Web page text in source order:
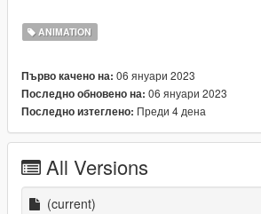
Look the fav_anim.txt.
ANIMATION
Първо качено на: 06 януари 2023
Последно обновено на: 06 януари 2023
Последно изтеглено: Преди 4 дена
All Versions
(current)